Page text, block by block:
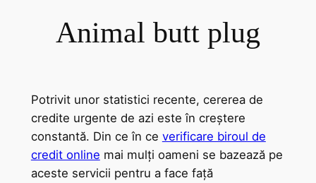
Animal butt plug
Potrivit unor statistici recente, cererea de
credite urgente de azi este în creștere
constantă. Din ce în ce verificare biroul de
credit online mai mulți oameni se bazează pe
aceste servicii pentru a face față